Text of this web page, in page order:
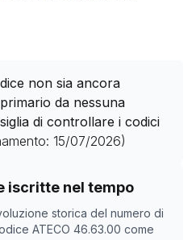
non sia ancora
da nessuna
di controllare i codici
15/07/2026)
iscritte nel tempo
storica del numero di
ATECO 46.63.00 come
con codice ATECO
0